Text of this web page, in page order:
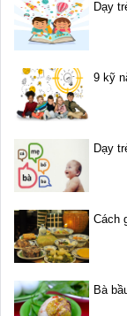
Dạy
9 kỹ
Dạy
Cách
Bà